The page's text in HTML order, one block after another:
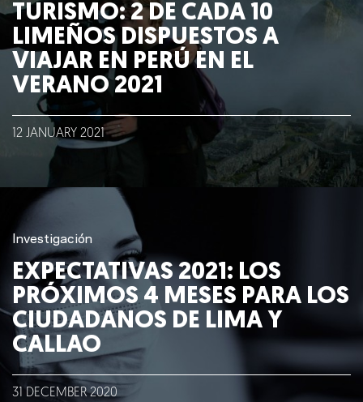
TURISMO: 2 DE CADA 10
LIMEÑOS DISPUESTOS A
VIAJAR EN PERÚ EN EL
VERANO 2021
12 JANUARY 2021
Investigación
EXPECTATIVAS 2021: LOS
PRÓXIMOS 4 MESES PARA LOS
CIUDADANOS DE LIMA Y
CALLAO
31 DECEMBER 2020